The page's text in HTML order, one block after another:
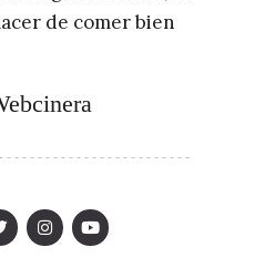
de comer bien